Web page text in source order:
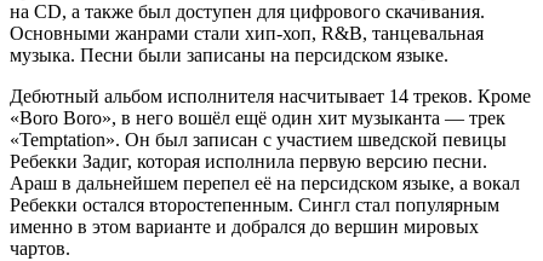
на CD, а также был доступен для цифрового скачивания.
Основными жанрами стали хип-хоп, R&B, танцевальная
музыка. Песни были записаны на персидском языке.
Дебютный альбом исполнителя насчитывает 14 треков. Кроме
«Boro Boro», в него вошёл ещё один хит музыканта — трек
«Temptation». Он был записан с участием шведской певицы
Ребекки Задиг, которая исполнила первую версию песни.
Араш в дальнейшем перепел её на персидском языке, а вокал
Ребекки остался второстепенным. Сингл стал популярным
именно в этом варианте и добрался до вершин мировых
чартов.